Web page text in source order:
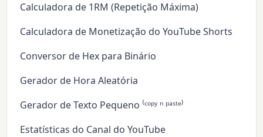
Calculadora de 1RM (Repetição Máxima)
Calculadora de Monetização do YouTube Shorts
Conversor de Hex para Binário
Gerador de Hora Aleatória
Gerador de Texto Pequeno ⁽ᶜᵒᵖʸ ⁿ ᵖᵃˢᵗᵉ⁾
Estatísticas do Canal do YouTube